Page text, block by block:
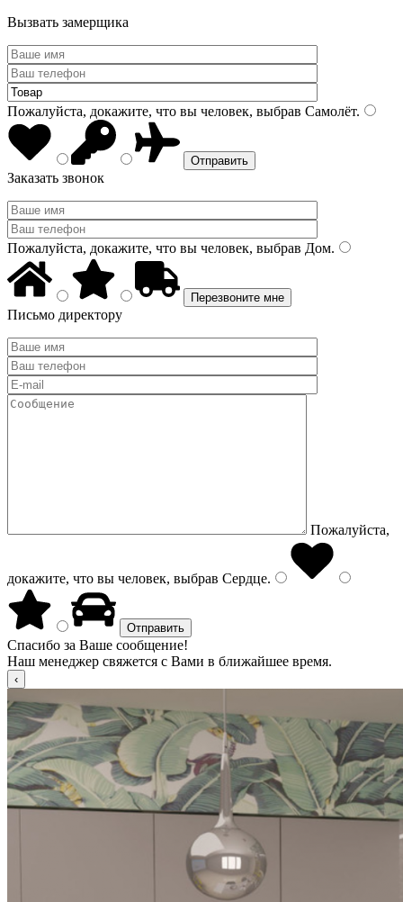
Вызвать замерщика
Пожалуйста, докажите, что вы человек, выбрав Самолёт.
Заказать звонок
Пожалуйста, докажите, что вы человек, выбрав Дом.
Письмо директору
Пожалуйста,
докажите, что вы человек, выбрав Сердце.
Спасибо за Ваше сообщение!
Наш менеджер свяжется с Вами в ближайшее время.